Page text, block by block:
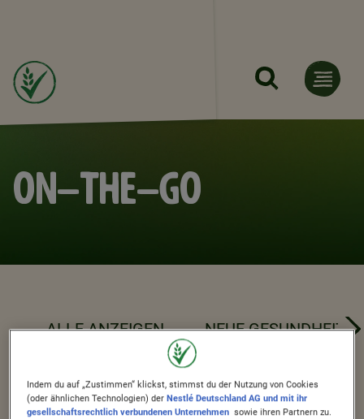
ON-THE-GO
ALLE ANZEIGEN NEUE GESUNDHEIT
Indem du auf „Zustimmen“ klickst, stimmst du der Nutzung von Cookies
(oder ähnlichen Technologien) derNestlé Deutschland AG und mit ihr
gesellschaftsrechtlich verbundenen Unternehmen sowie ihren Partnern zu.